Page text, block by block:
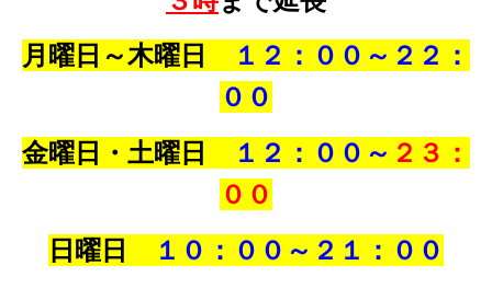
月曜日～木曜日
１２：００～２２：
００
金曜日・土曜日
１２：００～ ２３：
００
日曜日
１０：００～ ２１：００